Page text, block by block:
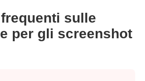
sulle
per gli screenshot